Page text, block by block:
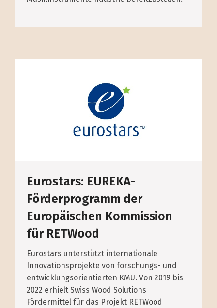
Eurostars: EUREKA-
Förderprogramm der
Europäischen Kommission
für RETWood
Eurostars unterstützt internationale
Innovationsprojekte von forschungs- und
entwicklungsorientierten KMU. Von 2019 bis
2022 erhielt Swiss Wood Solutions
Fördermittel für das Projekt RETWood